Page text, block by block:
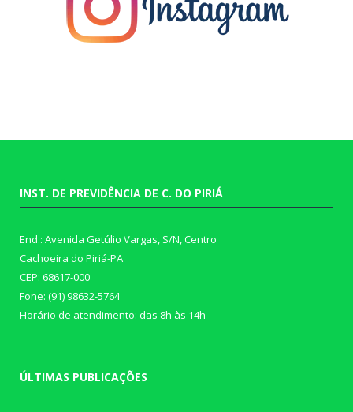
INST. DE PREVIDÊNCIA DE C. DO PIRIÁ
End.: Avenida Getúlio Vargas, S/N, Centro
Cachoeira do Piriá-PA
CEP: 68617-000
Fone: (91) 98632-5764
Horário de atendimento: das 8h às 14h
ÚLTIMAS PUBLICAÇÕES